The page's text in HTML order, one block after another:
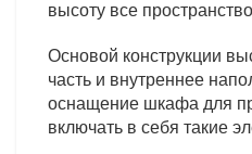
высоту все
Основой конструкции
часть и внутреннее
оснащение шкафа для
включать в себя такие